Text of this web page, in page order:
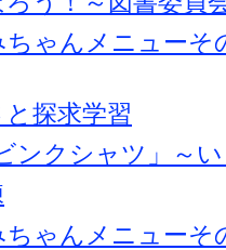
ゃんメニューそ
探求学習
ンクシャツ」～
ゃんメニューそ